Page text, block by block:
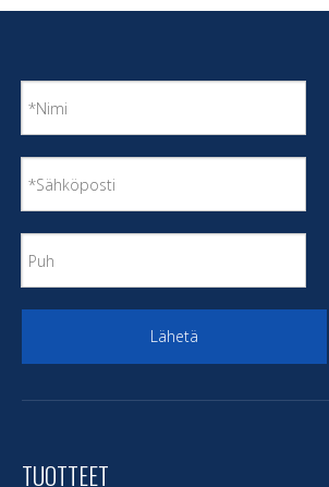
Lähetä
TUOTTEET